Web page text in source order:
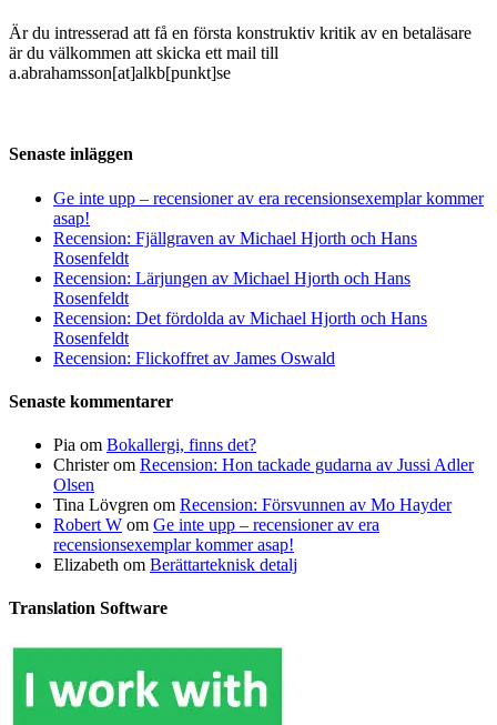
Är du intresserad att få en första konstruktiv kritik av en betaläsare
är du välkommen att skicka ett mail till
a.abrahamsson[at]alkb[punkt]se
Senaste inläggen
Ge inte upp – recensioner av era recensionsexemplar kommer
asap!
Recension: Fjällgraven av Michael Hjorth och Hans
Rosenfeldt
Recension: Lärjungen av Michael Hjorth och Hans
Rosenfeldt
Recension: Det fördolda av Michael Hjorth och Hans
Rosenfeldt
Recension: Flickoffret av James Oswald
Senaste kommentarer
Pia om Bokallergi, finns det?
Christerom Recension: Hon tackade gudarna av Jussi Adler
Olsen
Tina Lövgren om Recension: Försvunnen av Mo Hayder
Robert W om Ge inte upp – recensioner av era
recensionsexemplar kommer asap!
Elizabeth om Berättarteknisk detalj
Translation Software